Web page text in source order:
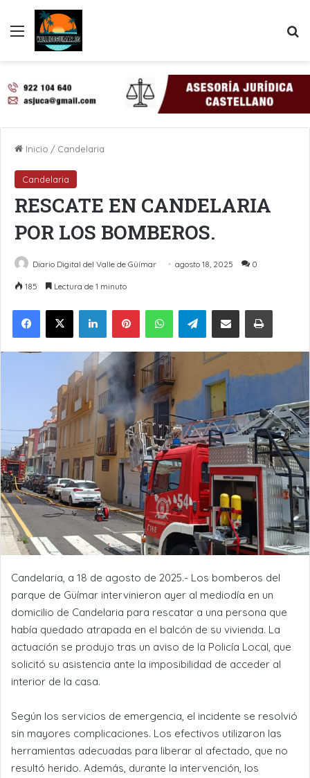
Menú
Inicio / Candelaria
Candelaria
RESCATE EN CANDELARIA
POR LOS BOMBEROS.
Diario Digital del Valle de Güímar agosto 18, 2025 0
185 Lectura de 1 minuto
LinkedInPinterestWhatsAppTelegramCompartir por Email Imprimir
Candelaria, a 18 de agosto de 2025.- Los bomberos del
parque de Güímar intervinieron ayer al mediodía en un
domicilio de Candelaria para rescatar a una persona que
había quedado atrapada en el balcón de su vivienda. La
actuación se produjo tras un aviso de la Policía Local, que
solicitó su asistencia ante la imposibilidad de acceder al
interior de la casa.
Según los servicios de emergencia, el incidente se resolvió
sin mayores complicaciones. Los efectivos utilizaron las
herramientas adecuadas para liberar al afectado, que no
resultó herido. Además, durante la intervención, los